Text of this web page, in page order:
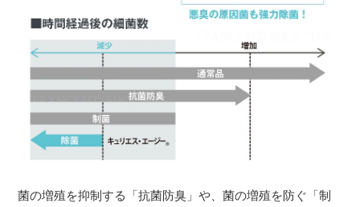
菌の増殖を抑制する「抗菌防臭」や、菌の増殖を防ぐ「制